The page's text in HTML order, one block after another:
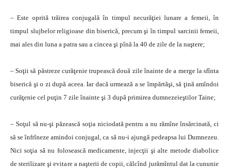
– Este oprită trăirea conjugală în timpul necurăţiei lunare a femeii, în
timpul slujbelor religioase din biserică, precum şi în timpul sarcinii femeii,
mai ales din luna a patra sau a cincea şi pînă la 40 de zile de la naştere;
– Soţii să păstreze curăţenie trupească două zile înainte de a merge la sfînta
biserică şi o zi după aceea. Iar dacă urmează a se împărtăşi, să ţină amîndoi
curăţenie cel puţin 7 zile înainte şi 3 după primirea dumnezeieştilor Taine;
– Soţul să nu-şi păzească soţia niciodată pentru a nu rămîne însărcinată, ci
să se înfrîneze amindoi conjugal, ca să nu-i ajungă pedeapsa lui Dumnezeu.
Nici soţia să nu folosească medicamente, injecţii şi alte metode diabolice
de sterilizare şi evitare a naşterii de copii, călcînd jurămîntul dat la cununie